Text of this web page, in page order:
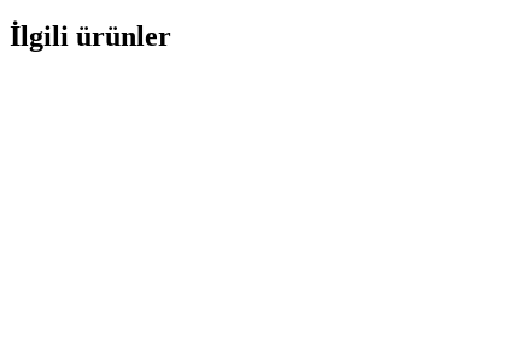
İlgili ürünler